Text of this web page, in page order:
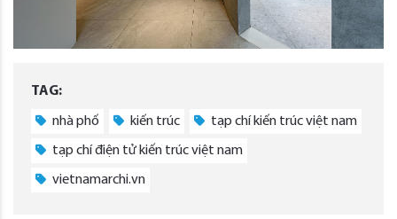
TAG:
nhà phố kiến trúc tạp chí kiến trúc việt nam
tạp chí điện tử kiến trúc việt nam
vietnamarchi.vn